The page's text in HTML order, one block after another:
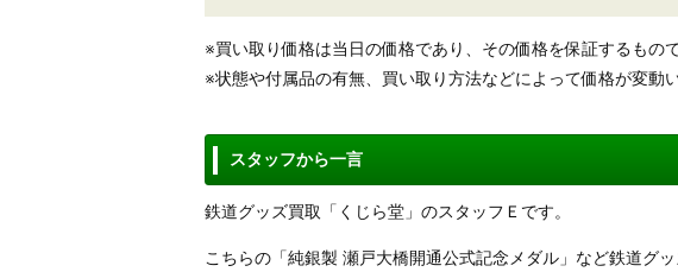
※買い取り価格は当日の価格であり、その価格を保証するもの
※状態や付属品の有無、買い取り方法などによって価格が変動い
スタッフから一言
鉄道グッズ買取「くじら堂」のスタッフＥです。
こちらの「純銀製 瀬戸大橋開通公式記念メダル」など鉄道グ